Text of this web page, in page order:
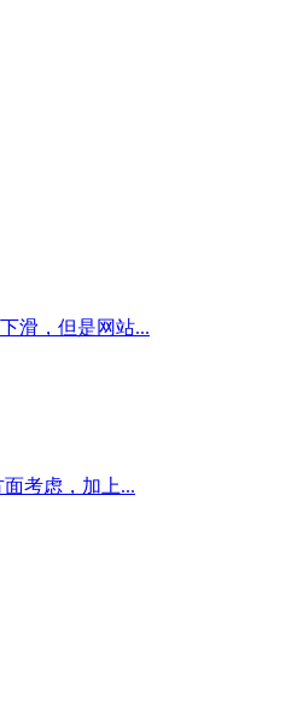
滑，但是网站...
考虑，加上...